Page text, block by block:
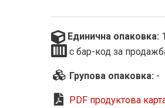
Единична опаковка: 1
с бар-код за
Групова опаковка: -
PDF продуктова